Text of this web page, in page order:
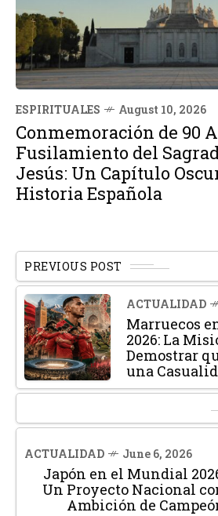
ESPIRITUALES August 10, 2026
Conmemoración de 90
Fusilamiento del
Jesús: Un Capítulo
Historia Española
PREVIOUS POST
ACTUALIDAD
Marruecos
2026: La
Demostrar
una
ACTUALIDAD June 6, 2026
Japón en el Mundial
Un Proyecto Nacional
Ambición de